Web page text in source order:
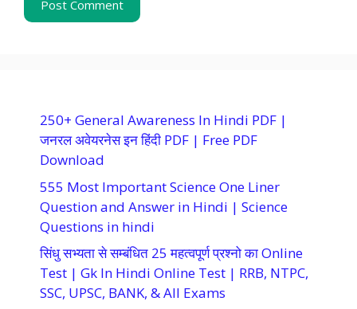
250+ General Awareness In Hindi PDF |
जनरल अवेयरनेस इन हिंदी PDF | Free PDF
Download
555 Most Important Science One Liner
Question and Answer in Hindi | Science
Questions in hindi
सिंधु सभ्यता से सम्बंधित 25 महत्वपूर्ण प्रश्नो का Online
Test | Gk In Hindi Online Test | RRB, NTPC,
SSC, UPSC, BANK, & All Exams